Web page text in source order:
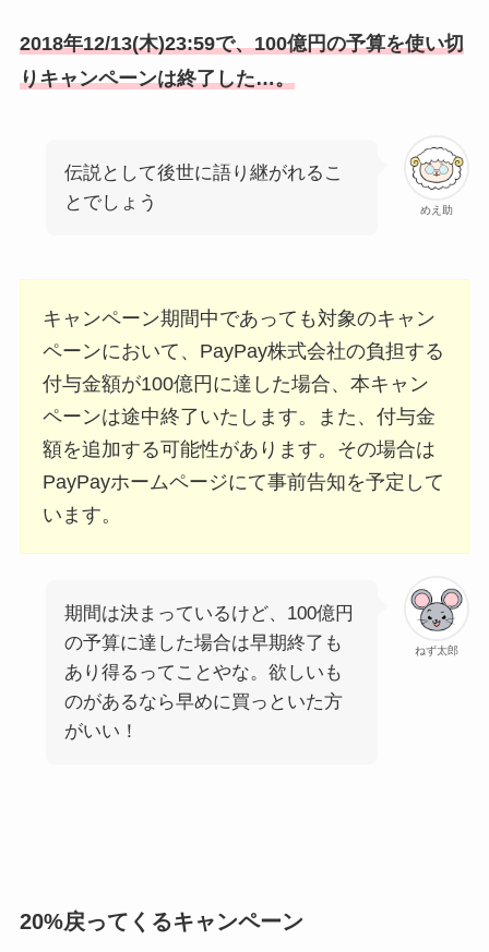
2018年12/13(木)23:59で、100億円の予算を使い切
りキャンペーンは終了した…。
めえ助
伝説として後世に語り継がれるこ
とでしょう
キャンペーン期間中であっても対象のキャン
ペーンにおいて、PayPay株式会社の負担する
付与金額が100億円に達した場合、本キャン
ペーンは途中終了いたします。また、付与金
額を追加する可能性があります。その場合は
PayPayホームページにて事前告知を予定して
います。
ねず太郎
期間は決まっているけど、100億円
の予算に達した場合は早期終了も
あり得るってことやな。欲しいも
のがあるなら早めに買っといた方
がいい！
20%戻ってくるキャンペーン